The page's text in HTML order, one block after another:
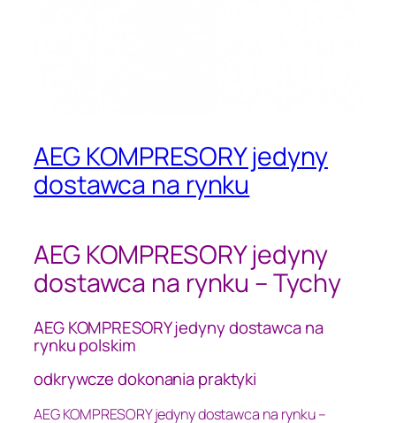
AEG KOMPRESORY jedyny
dostawca na rynku
AEG KOMPRESORY jedyny
dostawca na rynku – Tychy
AEG KOMPRESORY jedyny dostawca na
rynku polskim
odkrywcze dokonania praktyki
AEG KOMPRESORY jedyny dostawca na rynku –